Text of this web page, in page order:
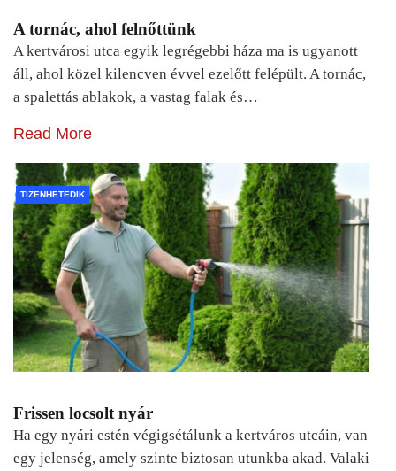
A tornác, ahol felnőttünk
A kertvárosi utca egyik legrégebbi háza ma is ugyanott
áll, ahol közel kilencven évvel ezelőtt felépült. A tornác,
a spalettás ablakok, a vastag falak és…
Read More
TIZENHETEDIK
Frissen locsolt nyár
Ha egy nyári estén végigsétálunk a kertváros utcáin, van
egy jelenség, amely szinte biztosan utunkba akad. Valaki